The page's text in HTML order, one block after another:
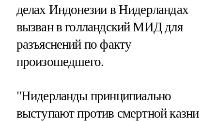
делах Индонезии в Нидерландах
вызван в голландский МИД для
разъяснений по факту
произошедшего.
"Нидерланды принципиально
выступают против смертной казни